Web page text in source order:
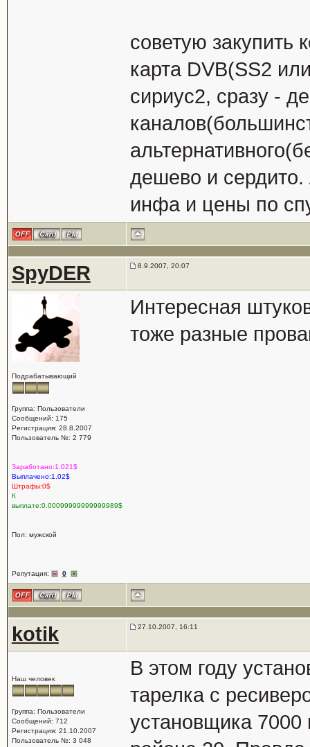
советую закупить
карта DVB(SS2
сириус2, сразу -
дешево и сердито.
инфа и цены по
SpyDER 8.9.2007, 20:07
Подрабатывающий
Группа: Пользователи
Сообщений: 175
Регистрация: 28.8.2007
Пользователь №: 2 779
Заработано:1.021$
Выплачено:1.02$
Штрафы:0$
К
выплате:0.00099999999999989$
Пол: мужской
Репутация: 0
Интересная
тоже разные
kotik 27.10.2007, 16:11
Наш человек
Группа: Пользователи
Сообщений: 712
Регистрация: 21.10.2007
Пользователь №: 3 048
В этом году
тарелка с
установщика